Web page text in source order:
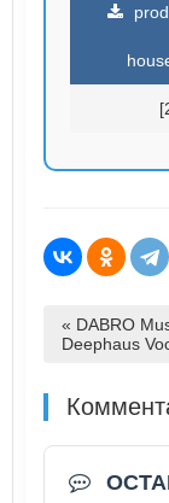
« DABRO
Deephaus